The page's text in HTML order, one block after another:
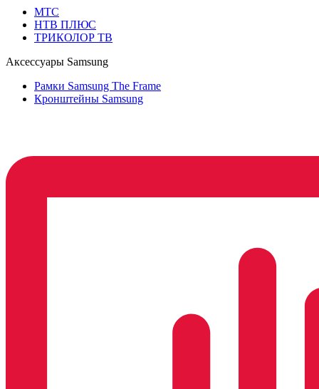
МТС
НТВ ПЛЮС
ТРИКОЛОР ТВ
Аксессуары Samsung
Рамки Samsung The Frame
Кронштейны Samsung